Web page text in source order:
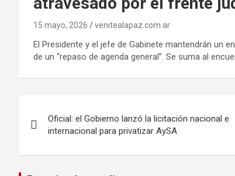
15 mayo, 2026 venitealapaz.com.ar
El Presidente y el jefe de Gabinete mantendrán un
de un “repaso de agenda general”. Se suma al
de
entradas
Oficial: el Gobierno lanzó la licitación nacional e
internacional para privatizar AySA